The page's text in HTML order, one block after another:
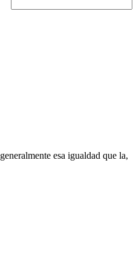
esa igualdad que la,